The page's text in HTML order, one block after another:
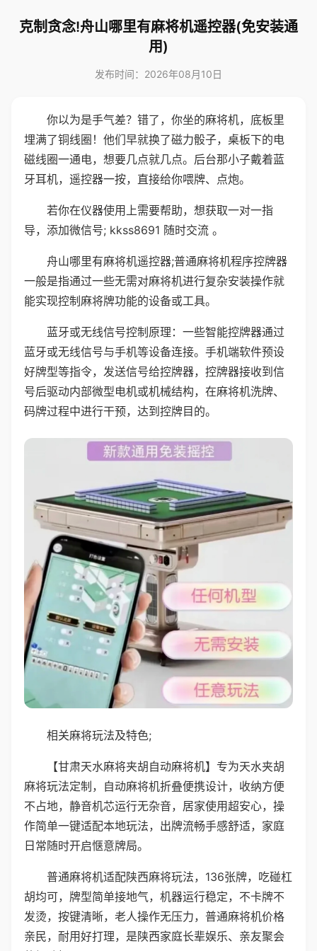
克制贪念!舟山哪里有麻将机遥控器(免安装通
用)
发布时间：2026年08月10日
你以为是手气差？错了，你坐的麻将机，底板里
埋满了铜线圈！他们早就换了磁力骰子，桌板下的电
磁线圈一通电，想要几点就几点。后台那小子戴着蓝
牙耳机，遥控器一按，直接给你喂牌、点炮。
若你在仪器使用上需要帮助，想获取一对一指
导，添加微信号; kkss8691 随时交流 。
舟山哪里有麻将机遥控器;普通麻将机程序控牌器
一般是指通过一些无需对麻将机进行复杂安装操作就
能实现控制麻将牌功能的设备或工具。
蓝牙或无线信号控制原理：一些智能控牌器通过
蓝牙或无线信号与手机等设备连接。手机端软件预设
好牌型等指令，发送信号给控牌器，控牌器接收到信
号后驱动内部微型电机或机械结构，在麻将机洗牌、
码牌过程中进行干预，达到控牌目的。
相关麻将玩法及特色;
【甘肃天水麻将夹胡自动麻将机】专为天水夹胡
麻将玩法定制，自动麻将机折叠便携设计，收纳方便
不占地，静音机芯运行无杂音，居家使用超安心，操
作简单一键适配本地玩法，出牌流畅手感舒适，家庭
日常随时开启惬意牌局。
普通麻将机适配陕西麻将玩法，136张牌，吃碰杠
胡均可，牌型简单接地气，机器运行稳定，不卡牌不
发烫，按键清晰，老人操作无压力，普通麻将机价格
亲民，耐用好打理，是陕西家庭长辈娱乐、亲友聚会